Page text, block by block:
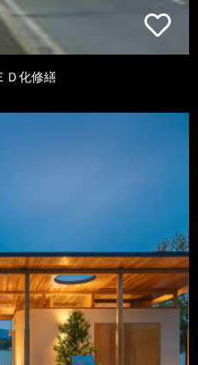
Ｄ化修繕